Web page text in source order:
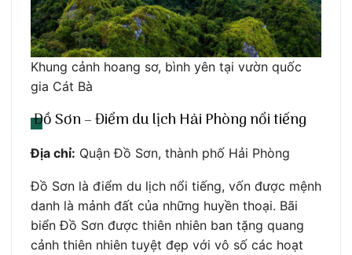
Khung cảnh hoang sơ, bình yên tại vườn quốc
gia Cát Bà
Đồ Sơn – Điểm du lịch Hải Phòng nổi tiếng
Địa chỉ: Quận Đồ Sơn, thành phố Hải Phòng
Đồ Sơn là điểm du lịch nổi tiếng, vốn được mệnh
danh là mảnh đất của những huyền thoại. Bãi
biển Đồ Sơn được thiên nhiên ban tặng quang
cảnh thiên nhiên tuyệt đẹp với vô số các hoạt